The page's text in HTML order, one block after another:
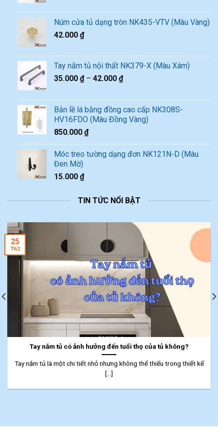
Núm cửa tủ dạng tròn NK435-VTV (Màu Vàng)
42.000 ₫
Tay nắm tủ nội thất NK379-X (Màu Xám)
35.000 ₫– 42.000 ₫
Bản lề lá bằng đồng cao cấp NK308S-
HV16FDO (Màu Đồng Vàng)
850.000 ₫
Móc treo tường dạng đơn NK121N-D (Màu
Đen Mờ)
15.000 ₫
TIN TỨC NỔI BẬT
Tay nắm tủ có ảnh hưởng đến tuổi thọ của tủ không?
Tay nắm tủ là một chi tiết nhỏ nhưng không thể thiếu trong thiết kế
[...]
25
Th2